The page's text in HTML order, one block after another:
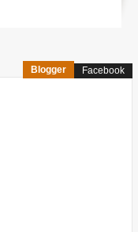
Blogger Facebook